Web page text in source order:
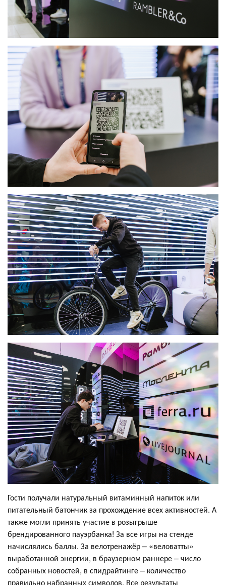
Гости получали натуральный витаминный напиток или
питательный батончик за прохождение всех активностей. А
также могли принять участие в розыгрыше
брендированного пауэрбанка! За все игры на стенде
начислялись баллы. За велотренажёр – «веловатты»
выработанной энергии, в браузерном раннере – число
собранных новостей, в спидрайтинге – количество
правильно набранных символов. Все результаты